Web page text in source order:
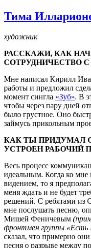
Тима
художник
РАССКАЖИ, КАК
СОТРУДНИЧЕСТВО
Мне написал Кирилл
работы и предложил
момент сингла «Зуб». В
чтобы через пару дней
было грустное. Оно
займусь прикольным
КАК ТЫ ПРИДУМАЛ
УСТРОЕН РАБОЧИЙ
Весь процесс
идеальным. Когда ко мне
видением, то я
меня ждать и не будет
решений. С ребятами из
мне послушать песню,
Мишей Феничевым
фронтмен группы «Есть
сказал, что примерно
песня о разрыве между